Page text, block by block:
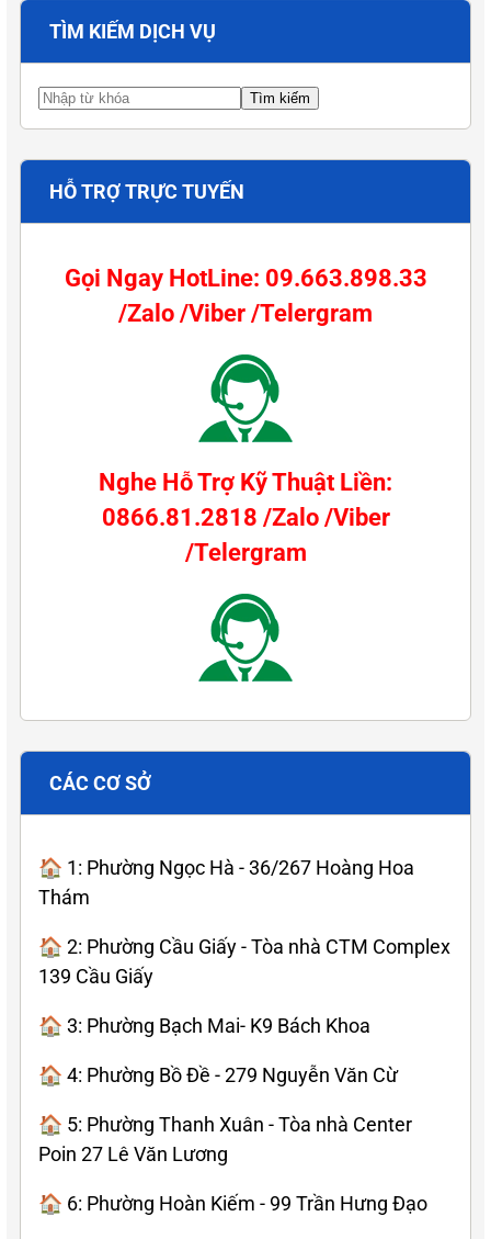
TÌM KIẾM DỊCH VỤ
HỖ TRỢ TRỰC TUYẾN
Gọi Ngay HotLine: 09.663.898.33
/Zalo /Viber /Telergram
Nghe Hỗ Trợ Kỹ Thuật Liền:
0866.81.2818 /Zalo /Viber
/Telergram
CÁC CƠ SỞ
🏠 1: Phường Ngọc Hà - 36/267 Hoàng Hoa
Thám
🏠 2: Phường Cầu Giấy - Tòa nhà CTM Complex
139 Cầu Giấy
🏠 3: Phường Bạch Mai- K9 Bách Khoa
🏠 4: Phường Bồ Đề - 279 Nguyễn Văn Cừ
🏠 5: Phường Thanh Xuân - Tòa nhà Center
Poin 27 Lê Văn Lương
🏠 6: Phường Hoàn Kiếm - 99 Trần Hưng Đạo